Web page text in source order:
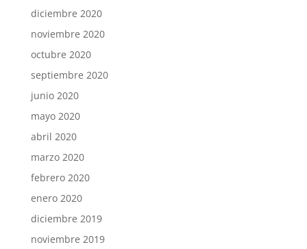
diciembre 2020
noviembre 2020
octubre 2020
septiembre 2020
junio 2020
mayo 2020
abril 2020
marzo 2020
febrero 2020
enero 2020
diciembre 2019
noviembre 2019